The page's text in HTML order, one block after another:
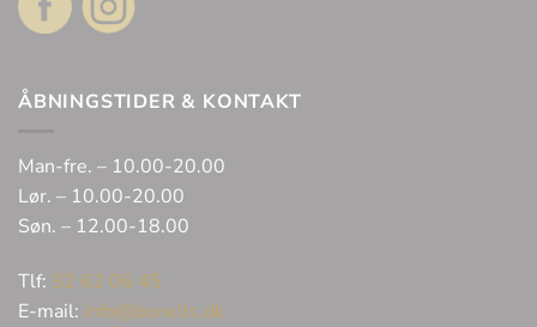
ÅBNINGSTIDER & KONTAKT
Man-fre. – 10.00-20.00
Lør. – 10.00-20.00
Søn. – 12.00-18.00
Tlf: 32 62 06 45
E-mail: info@bonells.dk